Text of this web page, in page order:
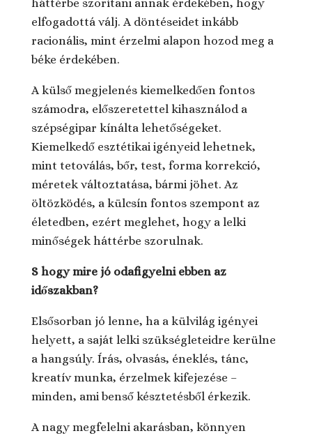
háttérbe szorítani annak érdekében, hogy
elfogadottá válj. A döntéseidet inkább
racionális, mint érzelmi alapon hozod meg a
béke érdekében.
A külső megjelenés kiemelkedően fontos
számodra, előszeretettel kihasználod a
szépségipar kínálta lehetőségeket.
Kiemelkedő esztétikai igényeid lehetnek,
mint tetoválás, bőr, test, forma korrekció,
méretek változtatása, bármi jöhet. Az
öltözködés, a külcsín fontos szempont az
életedben, ezért meglehet, hogy a lelki
minőségek háttérbe szorulnak.
S hogy mire jó odafigyelni ebben az
időszakban?
Elsősorban jó lenne, ha a külvilág igényei
helyett, a saját lelki szükségleteidre kerülne
a hangsúly. Írás, olvasás, éneklés, tánc,
kreatív munka, érzelmek kifejezése –
minden, ami benső késztetésből érkezik.
A nagy megfelelni akarásban, könnyen